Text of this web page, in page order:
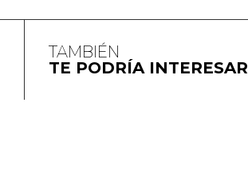
TAMBIÉN
TE PODRÍA INTERESAR